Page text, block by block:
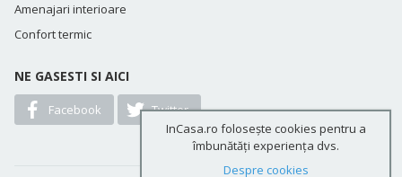
Amenajari interioare
Confort termic
NE GASESTI SI AICI
Facebook
Twitter
InCasa.ro folosește cookies pentru a
îmbunătăți experiența dvs.
Despre cookies